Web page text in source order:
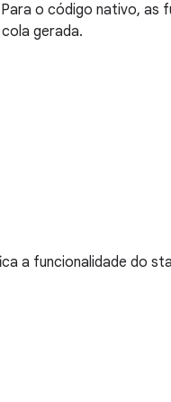
o código nativo, as
gerada.
a funcionalidade do